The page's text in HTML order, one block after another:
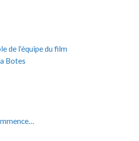
de l’équipe du film
Botes